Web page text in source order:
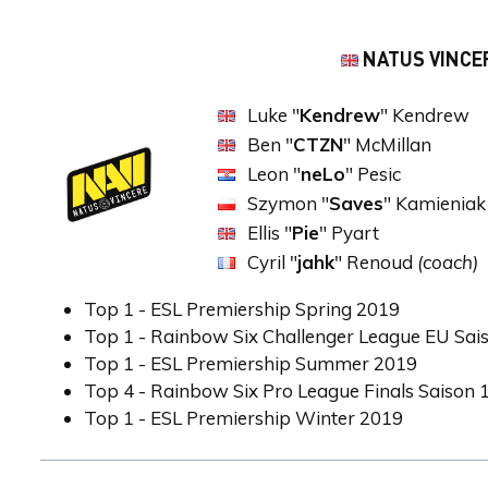
NATUS
Luke "Kendrew" Kendrew
Ben "CTZN" McMillan
Leon "neLo" Pesic
Szymon "Saves" Kamieniak
Ellis "Pie" Pyart
Cyril "jahk" Renoud (coach)
Top 1 - ESL Premiership Spring 2019
Top 1 - Rainbow Six Challenger League EU
Top 1 - ESL Premiership Summer 2019
Top 4 - Rainbow Six Pro League Finals Saison
Top 1 - ESL Premiership Winter 2019